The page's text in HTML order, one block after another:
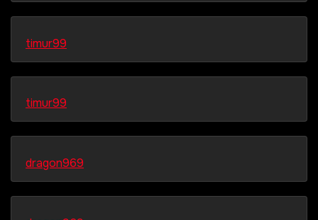
timur99
timur99
dragon969